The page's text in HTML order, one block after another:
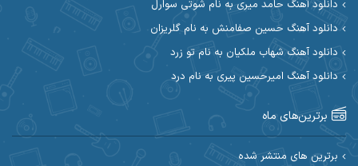
ابراهیم شمس ابوالحسن جاویدان
ابی حسینی
احسان آیینفر احسان اصغری
احسان امیدوار
احسان حیدری احسان دریادل
دانلود آهنگ حامد میری به نام شوتی سوارل
دانلود آهنگ حسین صفامنش به نام گلریزان
دانلود آهنگ شهاب ملکیان به نام تو زرد
دانلود آهنگ امیرحسین پیری به نام درد
برترین‌های ماه
برترین های منتشر شده